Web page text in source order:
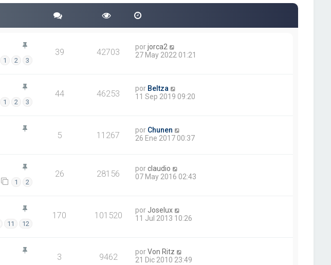
1 2 3
39 42703 porjorca2
27 May 2022 01:21
1 2 3
44 46253 por Beltza
11 Sep 2019 09:20
5 11267 por Chunen
26 Ene 2017 00:37
1 2
26 28156 porclaudio
07 May 2016 02:43
11 12
170 101520 por Joselux
11 Jul 2013 10:26
3 9462 porVon Ritz
21 Dic 2010 23:49